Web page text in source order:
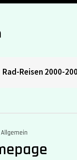
Rad-Reisen 2000-
Allgemein